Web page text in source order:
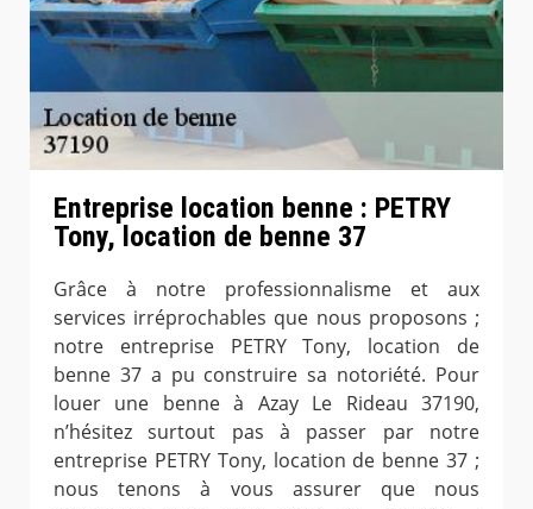
Entreprise location benne : PETRY
Tony, location de benne 37
Grâce à notre professionnalisme et aux
services irréprochables que nous proposons ;
notre entreprise PETRY Tony, location de
benne 37 a pu construire sa notoriété. Pour
louer une benne à Azay Le Rideau 37190,
n’hésitez surtout pas à passer par notre
entreprise PETRY Tony, location de benne 37 ;
nous tenons à vous assurer que nous